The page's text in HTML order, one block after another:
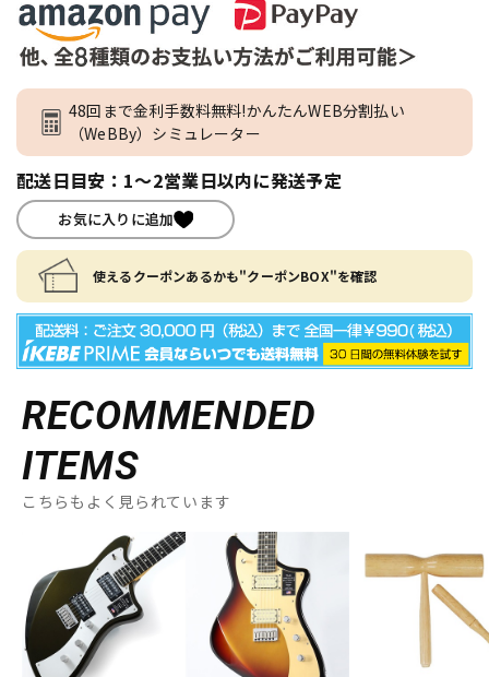
48回まで金利手数料無料!かんたんWEB分割払い
（WeBBy）シミュレーター
配送日目安：1～2営業日以内に発送予定
お気に入りに追加
使えるクーポンあるかも"クーポンBOX"を確認
RECOMMENDED
ITEMS
こちらもよく見られています